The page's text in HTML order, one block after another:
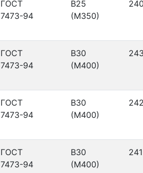
ГОСТ
7473-94
В25
(М350)
ГОСТ
7473-94
В30
(М400)
ГОСТ
7473-94
В30
(М400)
ГОСТ
7473-94
В30
(М400)